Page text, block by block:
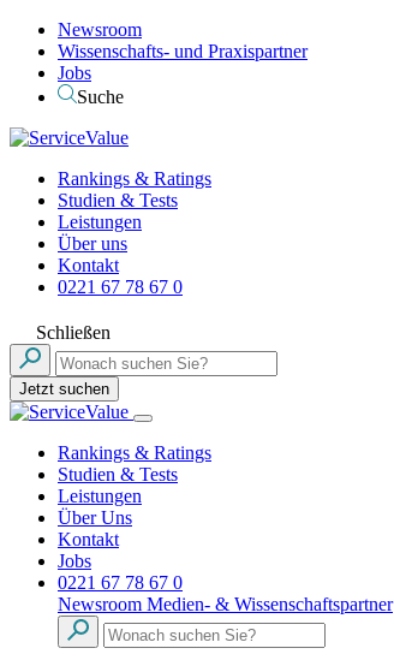
Newsroom
Wissenschafts- und Praxispartner
Jobs
Suche
Rankings & Ratings
Studien & Tests
Leistungen
Über uns
Kontakt
0221 67 78 67 0
Schließen
Jetzt suchen
Rankings & Ratings
Studien & Tests
Leistungen
Über Uns
Kontakt
Jobs
0221 67 78 67 0
Newsroom Medien- & Wissenschaftspartner